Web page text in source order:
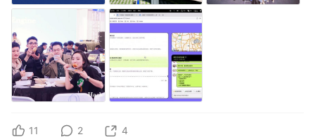
11 2 4